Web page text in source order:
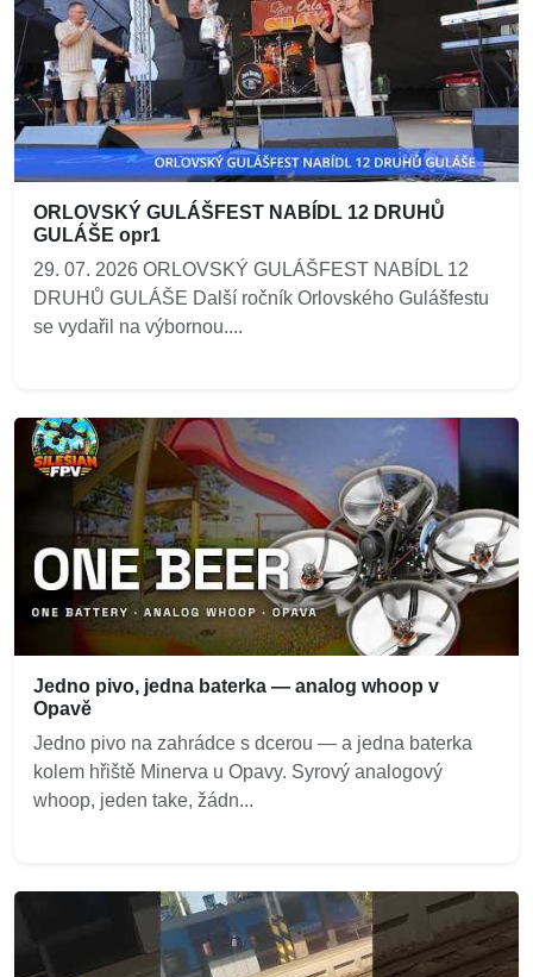
ORLOVSKÝ GULÁŠFEST NABÍDL 12 DRUHŮ
GULÁŠE opr1
29. 07. 2026 ORLOVSKÝ GULÁŠFEST NABÍDL 12
DRUHŮ GULÁŠE Další ročník Orlovského Gulášfestu
se vydařil na výbornou....
Jedno pivo, jedna baterka — analog whoop v
Opavě
Jedno pivo na zahrádce s dcerou — a jedna baterka
kolem hřiště Minerva u Opavy. Syrový analogový
whoop, jeden take, žádn...